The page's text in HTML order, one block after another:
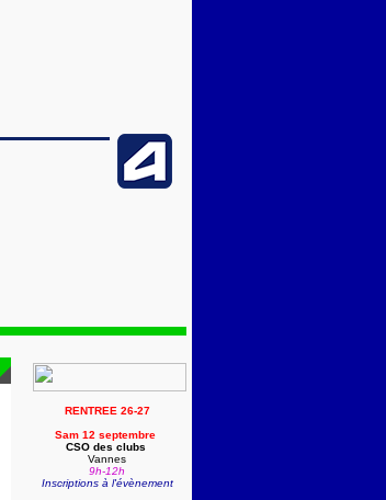
RENTREE 26-27
Sam 12 septembre
CSO des clubs
Vannes
9h-12h
Inscriptions à l'évènement